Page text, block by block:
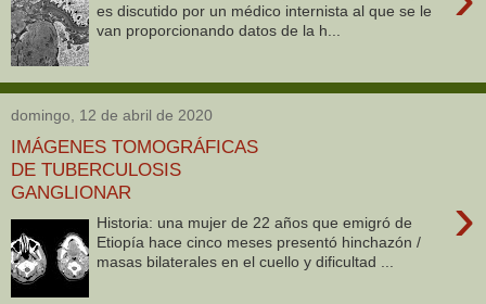
es discutido por un médico internista al que se le
van proporcionando datos de la h...
domingo, 12 de abril de 2020
IMÁGENES TOMOGRÁFICAS
DE TUBERCULOSIS
GANGLIONAR
›
Historia: una mujer de 22 años que emigró de
Etiopía hace cinco meses presentó hinchazón /
masas bilaterales en el cuello y dificultad ...